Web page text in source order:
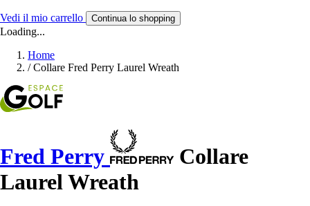
Vedi il mio carrello Continua lo shopping
Loading...
Home
/ Collare Fred Perry Laurel Wreath
Fred Perry
Collare
Laurel Wreath